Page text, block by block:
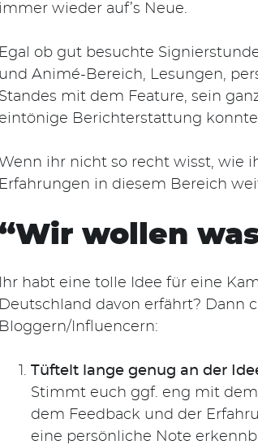
immer wieder auf’s Neue.
Egal ob gut besuchte
und Animé-Bereich, Lesungen,
Standes mit dem Feature, sein
eintönige Berichterstattung
Wenn ihr nicht so recht wisst, wie
Erfahrungen in diesem Bereich
wollen
Ihr habt eine tolle Idee für eine
Deutschland davon erfährt?
Bloggern/Influencern:
Tüftelt lange genug an der
Stimmt euch ggf. eng mit
dem Feedback und der
eine persönliche Note